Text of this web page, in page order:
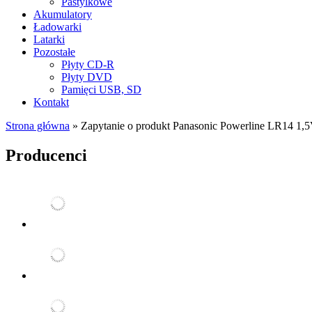
Akumulatory
Ładowarki
Latarki
Pozostałe
Płyty CD-R
Płyty DVD
Pamięci USB, SD
Kontakt
Strona główna » Zapytanie o produkt Panasonic Powerline LR14
Producenci